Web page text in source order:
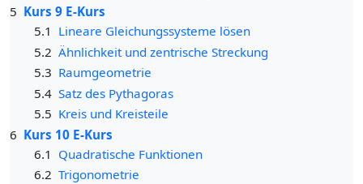
5 Kurs 9 E-Kurs
5.1 Lineare Gleichungssysteme lösen
5.2 Ähnlichkeit und zentrische Streckung
5.3 Raumgeometrie
5.4 Satz des Pythagoras
5.5 Kreis und Kreisteile
6 Kurs 10 E-Kurs
6.1 Quadratische Funktionen
6.2 Trigonometrie